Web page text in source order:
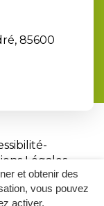
et obtenir des
vous pouvez
activer.
85600
Légales